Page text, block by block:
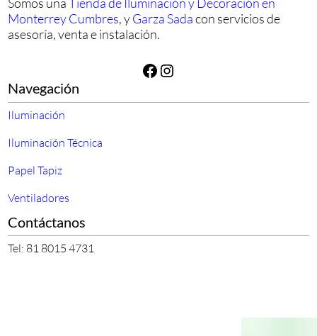
Somos unaTienda de Iluminación y Decoración en
Monterrey Cumbres, yGarza Sadacon servicios de
asesoría, venta e instalación.
Facebook Instagram
Navegación
Iluminación
Iluminación Técnica
Papel Tapiz
Ventiladores
Contáctanos
Tel: 81 8015 4731